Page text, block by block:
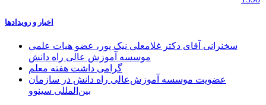
اخبار و رویدادها
سخنرانی آقای دکتر غلامعلی نیک پور، عضو هیات علمی
موسسه آموزش عالی راه دانش
گرامی داشت هفته معلم
عضویت موسسه آموزش‌عالی راه دانش در سازمان
بین‌المللی سینوو